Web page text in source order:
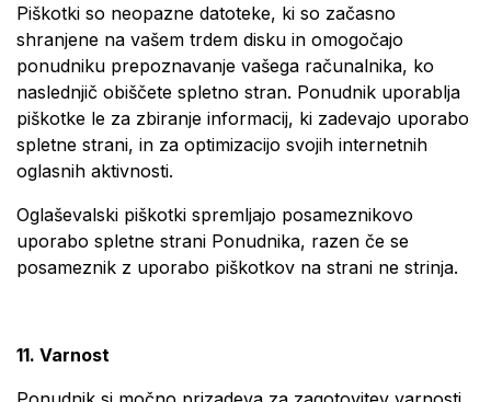
Piškotki so neopazne datoteke, ki so začasno
shranjene na vašem trdem disku in omogočajo
ponudniku prepoznavanje vašega računalnika, ko
naslednjič obiščete spletno stran. Ponudnik uporablja
piškotke le za zbiranje informacij, ki zadevajo uporabo
spletne strani, in za optimizacijo svojih internetnih
oglasnih aktivnosti.
Oglaševalski piškotki spremljajo posameznikovo
uporabo spletne strani Ponudnika, razen če se
posameznik z uporabo piškotkov na strani ne strinja.
11. Varnost